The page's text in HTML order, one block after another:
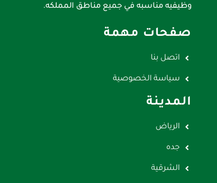
وظيفيه مناسبه في جميع مناطق المملكه.
صفحات مهمة
اتصل بنا
سياسة الخصوصية
المدينة
الرياض
جده
الشرقية